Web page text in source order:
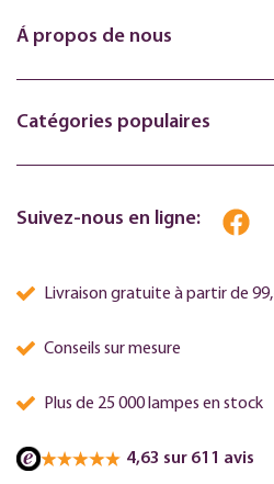
Á propos de nous
Catégories populaires
Suivez-nous en ligne:
Livraison gratuite à partir de
Conseils sur mesure
Plus de 25 000 lampes en stock
4,63 sur 611 avis